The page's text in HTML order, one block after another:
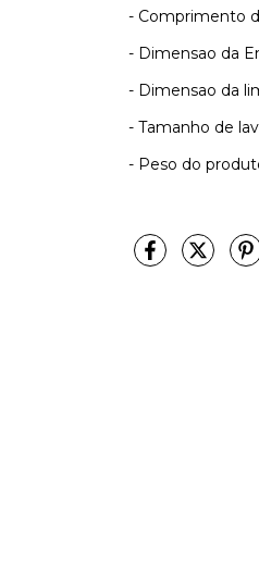
- Comprimento
- Dimensao da
- Dimensao da
- Tamanho de
- Peso do